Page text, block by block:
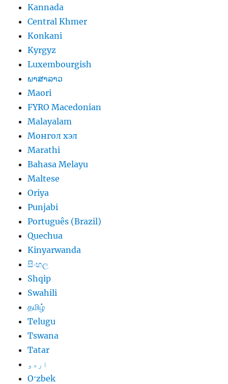
Kannada
Central Khmer
Konkani
Kyrgyz
Luxembourgish
ພາສາລາວ
Maori
FYRO Macedonian
Malayalam
Монгол хэл
Marathi
Bahasa Melayu
Maltese
Oriya
Punjabi
Português (Brazil)
Quechua
Kinyarwanda
සිංහල
Shqip
Swahili
தமிழ்
Telugu
Tswana
Tatar
اردو
Oʻzbek